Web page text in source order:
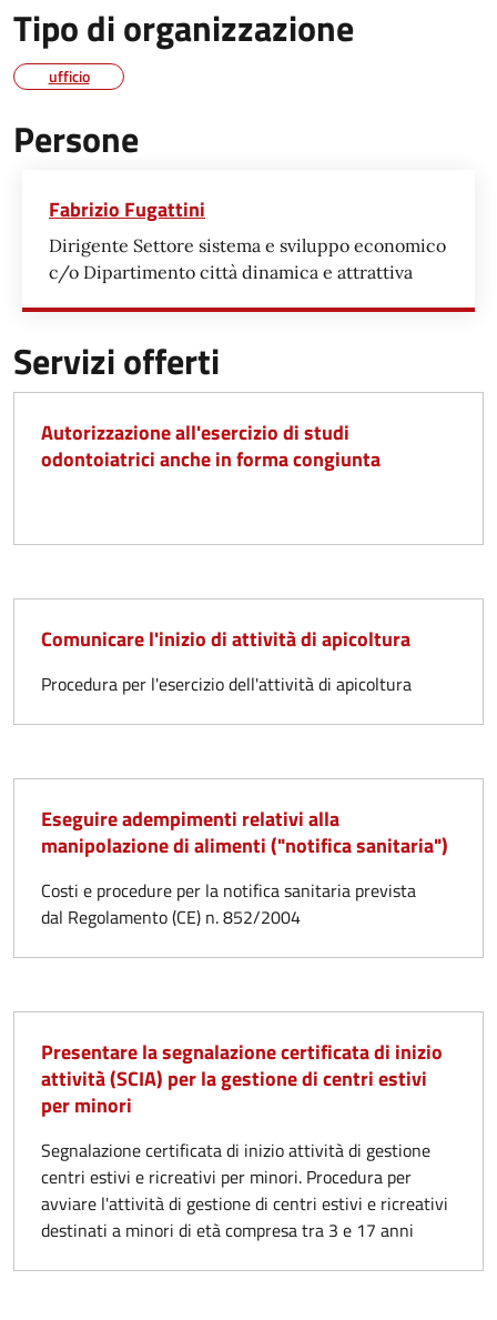
Tipo di organizzazione
ufficio
Persone
Fabrizio Fugattini
Dirigente Settore sistema e sviluppo economico
c/o Dipartimento città dinamica e attrattiva
Servizi offerti
Autorizzazione all'esercizio di studi
odontoiatrici anche in forma congiunta
Comunicare l'inizio di attività di apicoltura
Procedura per l'esercizio dell'attività di apicoltura
Eseguire adempimenti relativi alla
manipolazione di alimenti ("notifica sanitaria")
Costi e procedure per la notifica sanitaria prevista
dal Regolamento (CE) n. 852/2004
Presentare la segnalazione certificata di inizio
attività (SCIA) per la gestione di centri estivi
per minori
Segnalazione certificata di inizio attività di gestione
centri estivi e ricreativi per minori. Procedura per
avviare l'attività di gestione di centri estivi e ricreativi
destinati a minori di età compresa tra 3 e 17 anni​